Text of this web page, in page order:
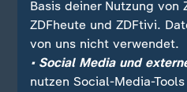
Carlo Ancelotti, Brasiliens
Neymar wechselt zu
Basis deiner Nutzung von
ZDFheute und ZDFtivi.
von uns nicht verwendet.
• Social Media und
nutzen Social-Media-